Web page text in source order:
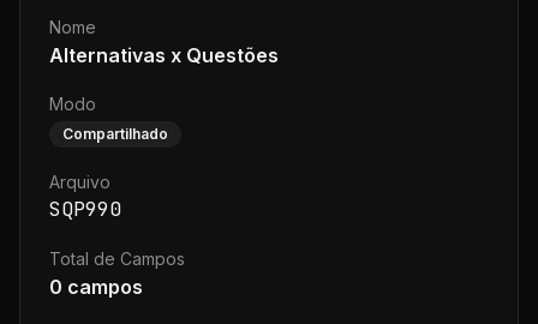
Nome
Alternativas x Questões
Modo
Compartilhado
Arquivo
SQP990
Total de Campos
0 campos